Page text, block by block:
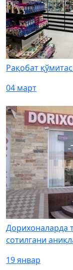
Рақобат
04 март
Дорихоналарда
сотилгани
19 январ